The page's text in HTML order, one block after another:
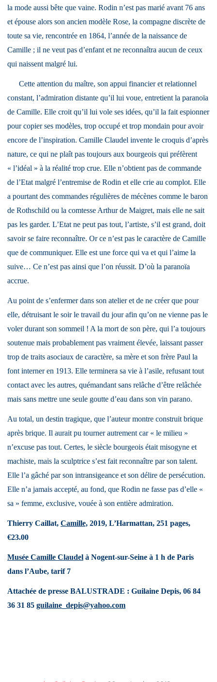
la mode aussi bête que vaine. Rodin n’est pas marié avant 76 ans
et épouse alors son ancien modèle Rose, la compagne discrète de
toute sa vie, rencontrée en 1864, l’année de la naissance de
Camille ; il ne veut pas d’enfant et ne reconnaîtra aucun de ceux
qui naissent malgré lui.
Cette attention du maître, son appui financier et relationnel
constant, l’admiration distante qu’il lui voue, entretient la paranoïa
de Camille. Elle croit qu’il lui vole ses idées, qu’il la fait espionner
pour copier ses modèles, trop occupé et trop mondain pour avoir
encore de l’inspiration. Camille Claudel invente le croquis d’après
nature, ce qui ne plaît pas toujours aux bourgeois qui préfèrent
« l’idéal » à la réalité trop crue. Elle n’obtient pas de commande
de l’Etat malgré l’entremise de Rodin et elle crie au complot. Elle
a pourtant des commandes régulières de mécènes comme le baron
de Rothschild ou la comtesse Arthur de Maigret, mais elle ne sait
pas les garder. L’Etat ne peut pas tout, l’artiste, s’il est grand, doit
savoir se faire reconnaître. Or ce n’est pas le caractère de Camille
que de communiquer. Elle est une force qui va et qui l’aime la
suive… Ce n’est pas ainsi que l’on réussit. D’où la paranoïa
accrue.
Au point de s’enfermer dans son atelier et de ne créer que pour
elle, détruisant le soir le travail du jour afin qu’on ne vienne pas le
voler durant son sommeil ! A la mort de son père, qui l’a toujours
soutenue mais probablement pas vraiment élevée, laissant passer
trop de traits asociaux de caractère, sa mère et son frère Paul la
font interner en 1913. Elle terminera sa vie à l’asile, refusant tout
contact avec les autres, quémandant sans relâche d’être relâchée
mais sans mettre une seule goutte d’eau dans son vin parano.
Au total, un destin tragique, que l’auteur montre construit brique
après brique. Il aurait pu tourner autrement car « le milieu »
n’excuse pas tout. Certes, le siècle bourgeois était misogyne et
machiste, mais la sculptrice s’est fait reconnaître par son talent.
Elle l’a gâché par son intransigeance et son délire de persécution.
Elle n’a jamais accepté, au fond, que Rodin ne fasse pas d’elle «
sa » femme, exclusive, vouée à son entière admiration.
Thierry Caillat, Camille, 2019, L’Harmattan, 251 pages,
€23.00
Musée Camille Claudel à Nogent-sur-Seine à 1 h de Paris
dans l’Aube, tarif 7
Attachée de presse BALUSTRADE : Guilaine Depis, 06 84
36 31 85 guilaine_depis@yahoo.com